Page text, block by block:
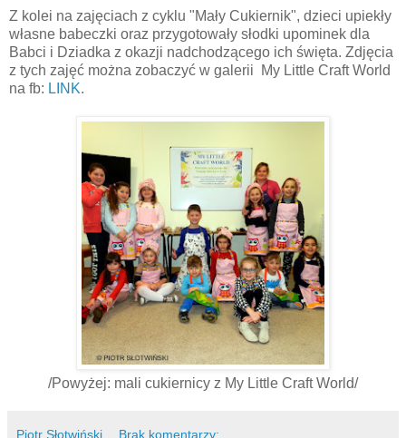
Z kolei na zajęciach z cyklu "Mały Cukiernik", dzieci upiekły
własne babeczki oraz przygotowały słodki upominek dla
Babci i Dziadka z okazji nadchodzącego ich święta. Zdjęcia
z tych zajęć można zobaczyć w galerii My Little Craft World
na fb: LINK.
/Powyżej: mali cukiernicy z My Little Craft World/
Piotr Słotwiński Brak komentarzy: